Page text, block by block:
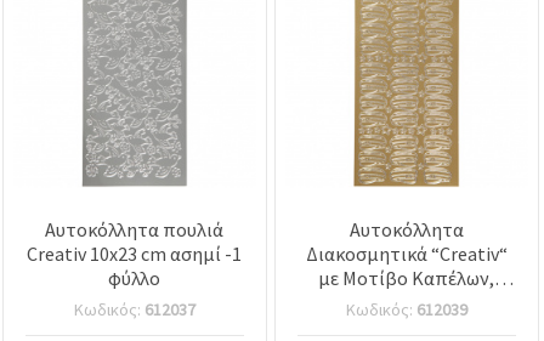
Αυτοκόλλητα πουλιά
Creativ 10x23 cm ασημί -1
φύλλο
Κωδικός: 612037
Αυτοκόλλητα
Διακοσμητικά “Creativ“
με Μοτίβο Καπέλων,
Χρυσό Χρώμα 10x23 cm - 1
Φύλλο
Κωδικός: 612039